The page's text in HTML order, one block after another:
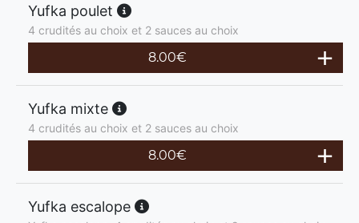
Yufka poulet
4 crudités au choix et 2 sauces au choix
8.00€
Yufka mixte
4 crudités au choix et 2 sauces au choix
8.00€
Yufka escalope